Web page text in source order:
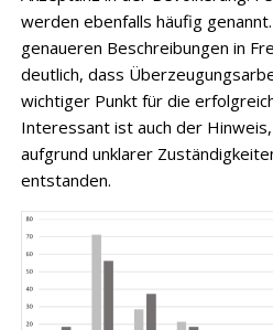
werden ebenfalls häufig
genaueren Beschreibungen in
deutlich, dass
wichtiger Punkt für die
Interessant ist auch der
aufgrund unklarer
entstanden.